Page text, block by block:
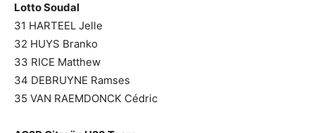
Lotto Soudal
31 HARTEEL Jelle
32 HUYS Branko
33 RICE Matthew
34 DEBRUYNE Ramses
35 VAN RAEMDONCK Cédric